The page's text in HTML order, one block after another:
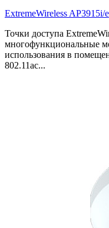
ExtremeWireless AP3915i/e
Точки доступа
многофункциональные
использования в
802.11ac...